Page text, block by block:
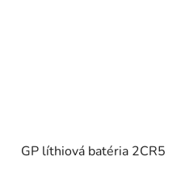
GP líthiová batéria 2CR5